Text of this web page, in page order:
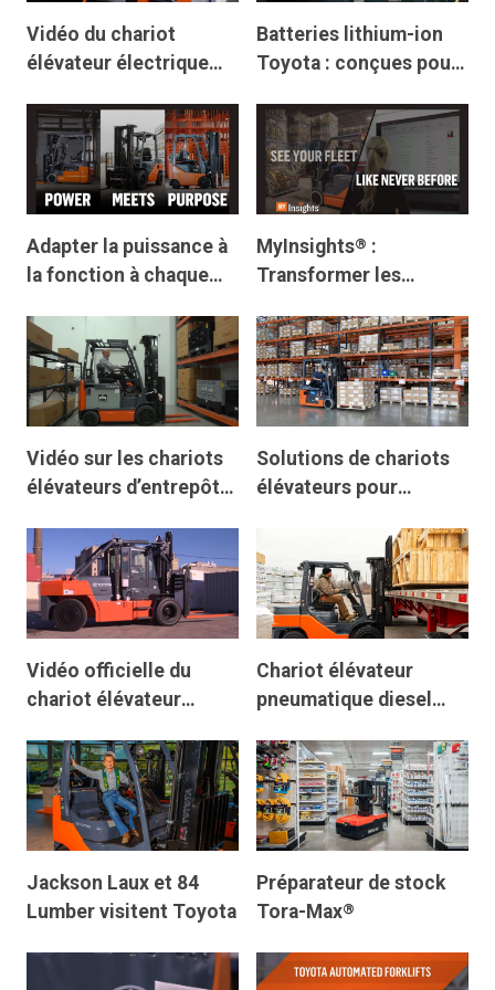
Vidéo du chariot
élévateur électrique
Batteries lithium-ion
Toyota : conçues pour
conçues pour le
partenariat
Adapter la puissance à
la fonction à chaque
MyInsights® :
Transformer les
intelligence
économique
exploitable
Vidéo sur les chariots
élévateurs d’entrepôt
Solutions de chariots
élévateurs pour
de distribution
Vidéo officielle du
chariot élévateur
capacité Toyota THD
Chariot élévateur
pneumatique diesel
Jackson Laux et 84
Lumber visitent Toyota
Préparateur de stock
Tora-Max®